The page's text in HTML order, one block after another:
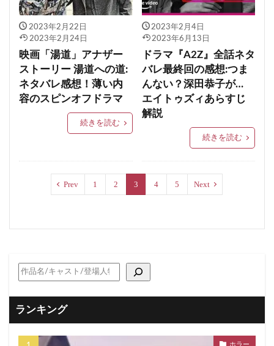
2023年2月22日
2023年2月24日
映画「湯道」アナザー
ストーリー 湯道への道:
ネタバレ感想！薄い内
容のスピンオフドラマ
続きを読む
2023年2月4日
2023年6月13日
ドラマ『A2Z』全話ネタ
バレ最終回の感想:つま
んない？深田恭子が…
エイトゥズィあらすじ
解説
続きを読む
Prev 1 2 3 4 5 Next
ランキング
ホラー